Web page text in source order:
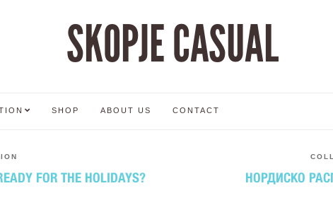
SKOPJE CASUAL
SHOP ABOUT US CONTACT
FOR THE HOLIDAYS? НОРДИСКО